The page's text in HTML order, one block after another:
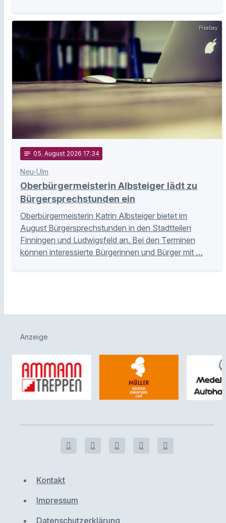
Pixabay
notes 05. August 2026 17:34
Neu-Ulm
Oberbürgermeisterin Albsteiger lädt zu
Bürgersprechstunden ein
Oberbürgermeisterin Katrin Albsteiger bietet im
August Bürgersprechstunden in den Stadtteilen
Finningen und Ludwigsfeld an. Bei den Terminen
können interessierte Bürgerinnen und Bürger mit …
Anzeige
Kontakt
Impressum
Datenschutzerklärung